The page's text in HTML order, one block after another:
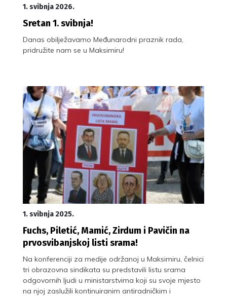
1. svibnja 2026.
Sretan 1. svibnja!
Danas obilježavamo Međunarodni praznik rada,
pridružite nam se u Maksimiru!
1. svibnja 2025.
Fuchs, Piletić, Mamić, Zirdum i Pavičin na
prvosvibanjskoj listi srama!
Na konferenciji za medije održanoj u Maksimiru, čelnici
tri obrazovna sindikata su predstavili listu srama
odgovornih ljudi u ministarstvima koji su svoje mjesto
na njoj zaslužili kontinuiranim antiradničkim i